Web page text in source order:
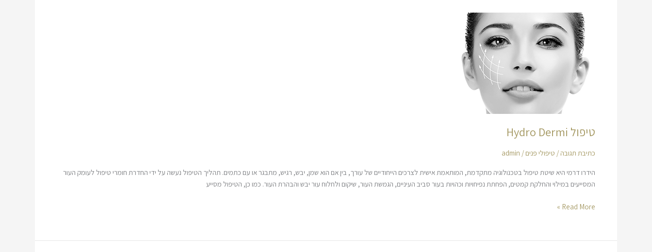
טיפול Hydro Dermi
כתיבת תגובה/ טיפולי פנים/
admin
הידרו דרמי היא שיטת טיפול בטכנולוגיה מתקדמת, המותאמת אישית לצרכים הייחודיים של עורך, בין אם הוא שמן, יבש, רגיש, מתבגר או עם כתמים. תהליך הטיפול נעשה על ידי החדרת חומרי טיפול לעומק העור
המסייעים במילוי והחלקת קמטים, הפחתת נפיחויות וכהויות בעור סביב העיניים, הגמשת העור, שיקום ולחלוח עור יבש והבהרת העור. כמו כן, הטיפול מסייע
טיפול
Hydro
Dermi
Read More »